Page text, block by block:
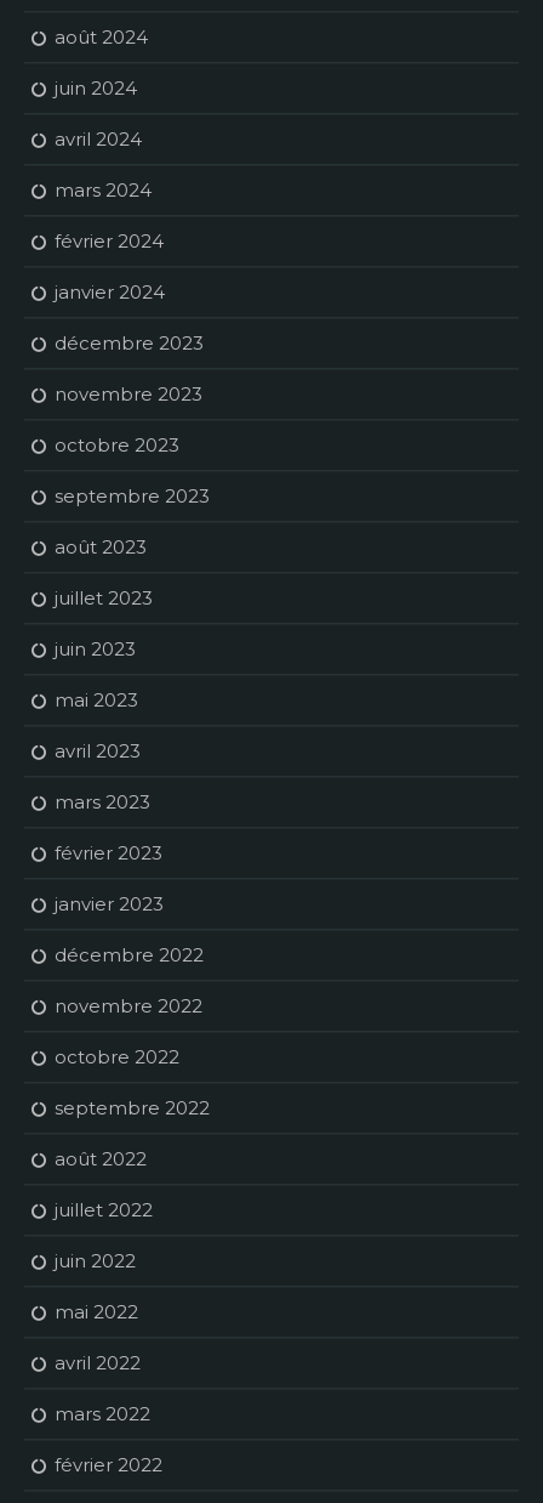
août 2024
juin 2024
avril 2024
mars 2024
février 2024
janvier 2024
décembre 2023
novembre 2023
octobre 2023
septembre 2023
août 2023
juillet 2023
juin 2023
mai 2023
avril 2023
mars 2023
février 2023
janvier 2023
décembre 2022
novembre 2022
octobre 2022
septembre 2022
août 2022
juillet 2022
juin 2022
mai 2022
avril 2022
mars 2022
février 2022